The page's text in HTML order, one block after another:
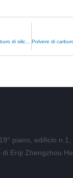
piano, edificio
Erqi Zhengzhou